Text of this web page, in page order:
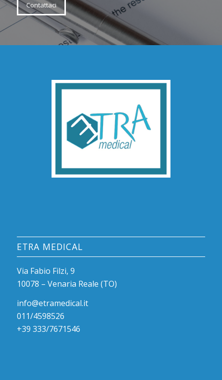
Contattaci
ETRA MEDICAL
Via Fabio Filzi, 9
10078 – Venaria Reale (TO)
info@etramedical.it
011/4598526
+39 333/7671546